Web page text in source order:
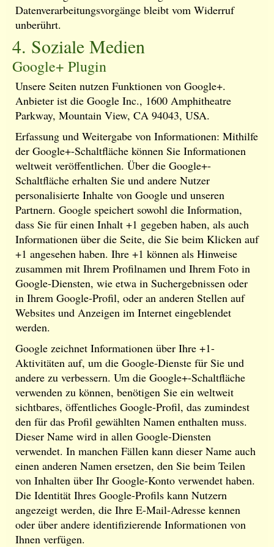
Datenverarbeitungsvorgänge bleibt vom Widerruf
unberührt.
4. Soziale Medien
Google+ Plugin
Unsere Seiten nutzen Funktionen von Google+.
Anbieter ist die Google Inc., 1600 Amphitheatre
Parkway, Mountain View, CA 94043, USA.
Erfassung und Weitergabe von Informationen: Mithilfe
der Google+-Schaltfläche können Sie Informationen
weltweit veröffentlichen. Über die Google+-
Schaltfläche erhalten Sie und andere Nutzer
personalisierte Inhalte von Google und unseren
Partnern. Google speichert sowohl die Information,
dass Sie für einen Inhalt +1 gegeben haben, als auch
Informationen über die Seite, die Sie beim Klicken auf
+1 angesehen haben. Ihre +1 können als Hinweise
zusammen mit Ihrem Profilnamen und Ihrem Foto in
Google-Diensten, wie etwa in Suchergebnissen oder
in Ihrem Google-Profil, oder an anderen Stellen auf
Websites und Anzeigen im Internet eingeblendet
werden.
Google zeichnet Informationen über Ihre +1-
Aktivitäten auf, um die Google-Dienste für Sie und
andere zu verbessern. Um die Google+-Schaltfläche
verwenden zu können, benötigen Sie ein weltweit
sichtbares, öffentliches Google-Profil, das zumindest
den für das Profil gewählten Namen enthalten muss.
Dieser Name wird in allen Google-Diensten
verwendet. In manchen Fällen kann dieser Name auch
einen anderen Namen ersetzen, den Sie beim Teilen
von Inhalten über Ihr Google-Konto verwendet haben.
Die Identität Ihres Google-Profils kann Nutzern
angezeigt werden, die Ihre E-Mail-Adresse kennen
oder über andere identifizierende Informationen von
Ihnen verfügen.